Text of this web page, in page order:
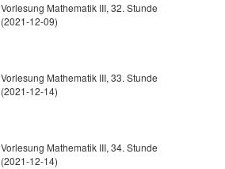
Vorlesung Mathematik III, 32. Stunde
(2021-12-09)
Vorlesung Mathematik III, 33. Stunde
(2021-12-14)
Vorlesung Mathematik III, 34. Stunde
(2021-12-14)